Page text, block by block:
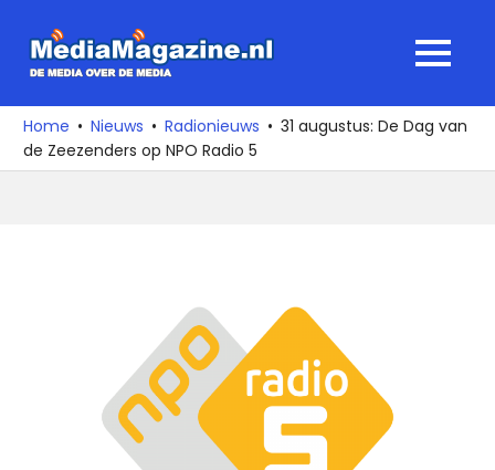
naar
media
over
de
MENU
Home Nieuws Radionieuws
31 augustus: De Dag van
de Zeezenders op NPO Radio 5